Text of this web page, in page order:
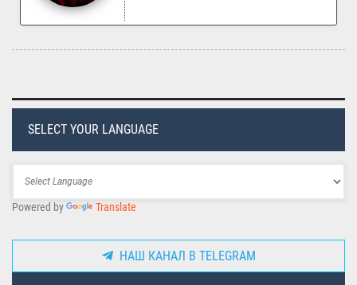
SELECT YOUR LANGUAGE
Powered by Translate
НАШ КАНАЛ В TELEGRAM